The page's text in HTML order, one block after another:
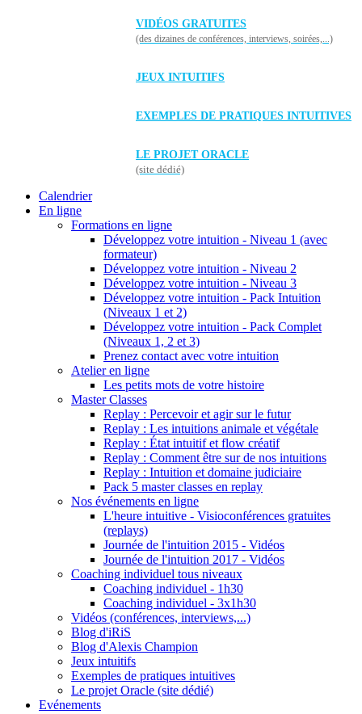
VIDÉOS GRATUITES
(des dizaines de conférences, interviews, soirées,...)
JEUX INTUITIFS
EXEMPLES DE PRATIQUES INTUITIVES
LE PROJET ORACLE
(site dédié)
Calendrier
En ligne
Formations en ligne
Développez votre intuition - Niveau 1 (avec
formateur)
Développez votre intuition - Niveau 2
Développez votre intuition - Niveau 3
Développez votre intuition - Pack Intuition
(Niveaux 1 et 2)
Développez votre intuition - Pack Complet
(Niveaux 1, 2 et 3)
Prenez contact avec votre intuition
Atelier en ligne
Les petits mots de votre histoire
Master Classes
Replay : Percevoir et agir sur le futur
Replay : Les intuitions animale et végétale
Replay : État intuitif et flow créatif
Replay : Comment être sur de nos intuitions
Replay : Intuition et domaine judiciaire
Pack 5 master classes en replay
Nos événements en ligne
L'heure intuitive - Visioconférences gratuites
(replays)
Journée de l'intuition 2015 - Vidéos
Journée de l'intuition 2017 - Vidéos
Coaching individuel tous niveaux
Coaching individuel - 1h30
Coaching individuel - 3x1h30
Vidéos (conférences, interviews,...)
Blog d'iRiS
Blog d'Alexis Champion
Jeux intuitifs
Exemples de pratiques intuitives
Le projet Oracle (site dédié)
Evénements